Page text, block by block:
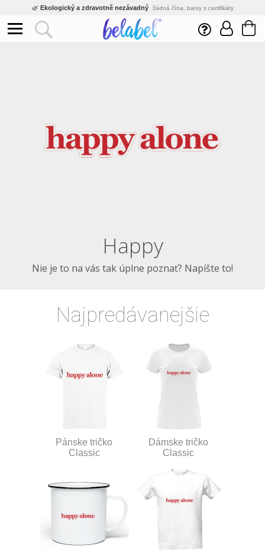
🌿 Ekologický a zdravotně nezávadný žádná čína, barvy s certifikáty
Inovativní výroba vlastní vývoj, nejnovější technologie
Rychlé dodání expedujeme do 24h
Happy
Nie je to na vás tak úplne poznať? Napíšte to!
Najpredávanejšie
Pánske tričko
Classic
Dámske tričko
Classic